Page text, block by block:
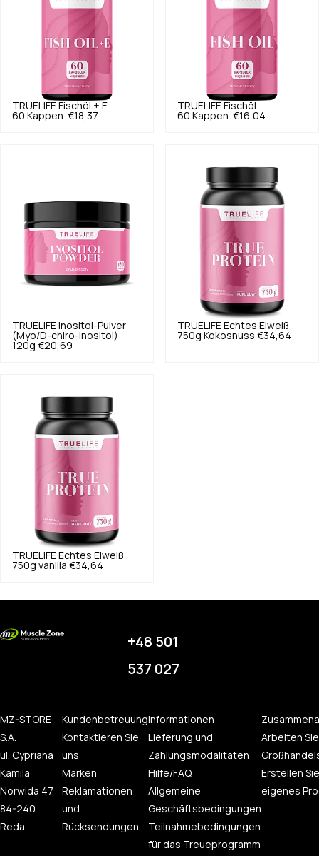
TRUELIFE Fischöl + E
60 Kappen. €18,37
TRUELIFE Fischöl
60 Kappen. €16,04
TRUELIFE Inositol-Pulver
(Myo/D-chiro-Inositol)
120g €20,69
TRUELIFE Echtes Eiweiß
750g Kokosnuss €34,64
TRUELIFE Echtes Eiweiß
750g vanilla €34,64
+48 501
537 027
MZ-STORE
S.A.
ul. Cypriana
Kamila
Norwida 47
84-240
Reda
Kundenbetreuung
Kontaktieren Sie
uns
Marken
Reklamationen
und
Rücksendungen
Informationen
Lieferung und
Zahlungsmodalitäten
Hilfe/FAQ
Allgemeine
Geschäftsbedingungen
Teilnahmebedingungen
für das Treueprogramm
Arbeiten
Erstellen
eigenes